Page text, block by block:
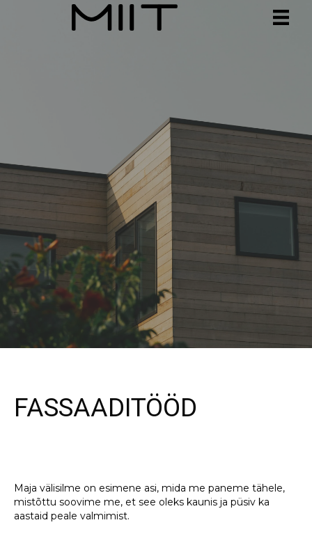
FASSAADITÖÖD
Maja välisilme on esimene asi, mida me paneme tähele,
mistõttu soovime me, et see oleks kaunis ja püsiv ka
aastaid peale valmimist.